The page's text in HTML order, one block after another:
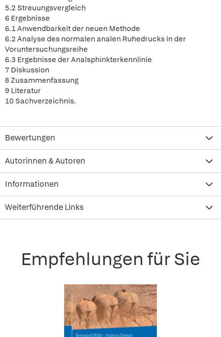
5.2 Streuungsvergleich
6 Ergebnisse
6.1 Anwendbarkeit der neuen Methode
6.2 Analyse des normalen analen Ruhedrucks in der
Voruntersuchungsreihe
6.3 Ergebnisse der Analsphinkterkennlinie
7 Diskussion
8 Zusammenfassung
9 Literatur
10 Sachverzeichnis.
Bewertungen
Autorinnen & Autoren
Informationen
Weiterführende Links
Empfehlungen für Sie